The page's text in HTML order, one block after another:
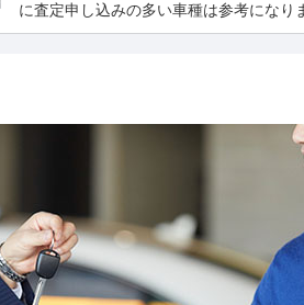
に査定申し込みの多い車種は参考になり
準備を整えれば、高い査定額で引き取っ